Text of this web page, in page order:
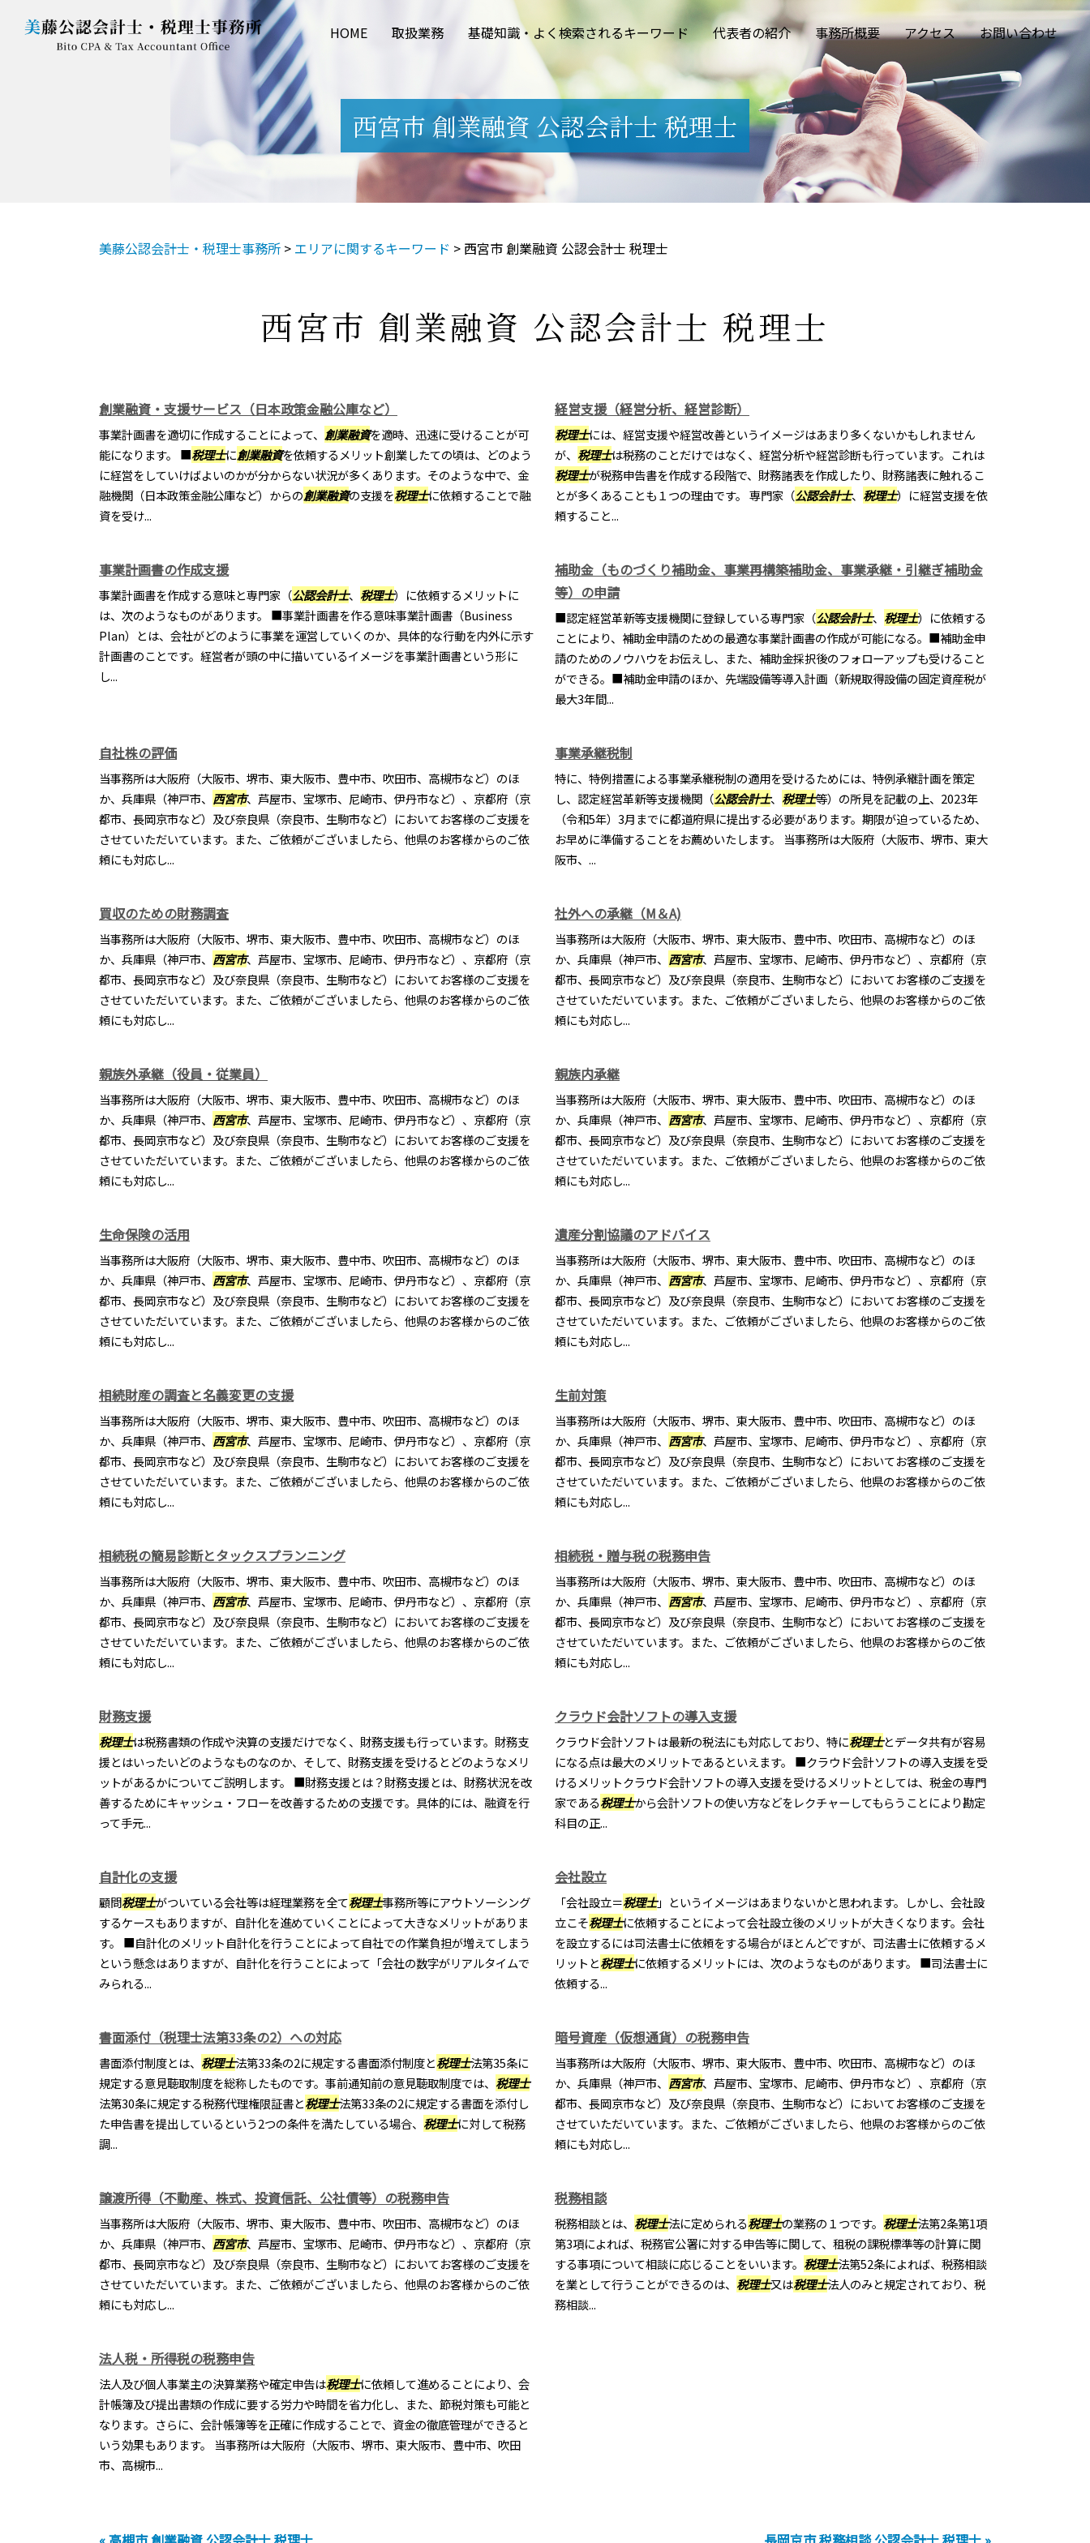
HOME 取扱業務 基礎知識・よく検索されるキーワード 代表者の紹介 事務所概要 アクセス お問い合わせ
西宮市 創業融資 公認会計士 税理士
美藤公認会計士・税理士事務所 > エリアに関するキーワード > 西宮市 創業融資 公認会計士 税理士
西宮市 創業融資 公認会計士 税理士
創業融資・支援サービス（日本政策金融公庫など）
事業計画書を適切に作成することによって、 創業融資を適時、迅速に受けることが可
能になります。 ■税理士に創業融資を依頼するメリット創業したての頃は、どのよう
に経営をしていけばよいのかが分からない状況が多くあります。そのような中で、金
融機関（日本政策金融公庫など）からの創業融資の支援を税理士に依頼することで融
資を受け...
経営支援（経営分析、経営診断）
税理士には、経営支援や経営改善というイメージはあまり多くないかもしれません
が、 税理士は税務のことだけではなく、経営分析や経営診断も行っています。これは
税理士が税務申告書を作成する段階で、財務諸表を作成したり、財務諸表に触れるこ
とが多くあることも１つの理由です。 専門家（公認会計士、 税理士）に経営支援を依
頼すること...
事業計画書の作成支援
事業計画書を作成する意味と専門家（公認会計士、 税理士）に依頼するメリットに
は、次のようなものがあります。 ■事業計画書を作る意味事業計画書（Business
Plan）とは、会社がどのように事業を運営していくのか、具体的な行動を内外に示す
計画書のことです。経営者が頭の中に描いているイメージを事業計画書という形に
し...
補助金（ものづくり補助金、事業再構築補助金、事業承継・引継ぎ補助金
等）の申請
■認定経営革新等支援機関に登録している専門家（公認会計士、 税理士）に依頼する
ことにより、補助金申請のための最適な事業計画書の作成が可能になる。■補助金申
請のためのノウハウをお伝えし、また、補助金採択後のフォローアップも受けること
ができる。■補助金申請のほか、先端設備等導入計画（新規取得設備の固定資産税が
最大3年間...
自社株の評価
当事務所は大阪府（大阪市、堺市、東大阪市、豊中市、吹田市、高槻市など）のほ
か、兵庫県（神戸市、 西宮市、芦屋市、宝塚市、尼崎市、伊丹市など）、京都府（京
都市、長岡京市など）及び奈良県（奈良市、生駒市など）においてお客様のご支援を
させていただいています。また、ご依頼がございましたら、他県のお客様からのご依
頼にも対応し...
事業承継税制
特に、特例措置による事業承継税制の適用を受けるためには、特例承継計画を策定
し、認定経営革新等支援機関（公認会計士、 税理士等）の所見を記載の上、2023年
（令和5年）3月までに都道府県に提出する必要があります。期限が迫っているため、
お早めに準備することをお薦めいたします。 当事務所は大阪府（大阪市、堺市、東大
阪市、...
買収のための財務調査
当事務所は大阪府（大阪市、堺市、東大阪市、豊中市、吹田市、高槻市など）のほ
か、兵庫県（神戸市、 西宮市、芦屋市、宝塚市、尼崎市、伊丹市など）、京都府（京
都市、長岡京市など）及び奈良県（奈良市、生駒市など）においてお客様のご支援を
させていただいています。また、ご依頼がございましたら、他県のお客様からのご依
頼にも対応し...
社外への承継（M＆A)
当事務所は大阪府（大阪市、堺市、東大阪市、豊中市、吹田市、高槻市など）のほ
か、兵庫県（神戸市、 西宮市、芦屋市、宝塚市、尼崎市、伊丹市など）、京都府（京
都市、長岡京市など）及び奈良県（奈良市、生駒市など）においてお客様のご支援を
させていただいています。また、ご依頼がございましたら、他県のお客様からのご依
頼にも対応し...
親族外承継（役員・従業員）
当事務所は大阪府（大阪市、堺市、東大阪市、豊中市、吹田市、高槻市など）のほ
か、兵庫県（神戸市、 西宮市、芦屋市、宝塚市、尼崎市、伊丹市など）、京都府（京
都市、長岡京市など）及び奈良県（奈良市、生駒市など）においてお客様のご支援を
させていただいています。また、ご依頼がございましたら、他県のお客様からのご依
頼にも対応し...
親族内承継
当事務所は大阪府（大阪市、堺市、東大阪市、豊中市、吹田市、高槻市など）のほ
か、兵庫県（神戸市、 西宮市、芦屋市、宝塚市、尼崎市、伊丹市など）、京都府（京
都市、長岡京市など）及び奈良県（奈良市、生駒市など）においてお客様のご支援を
させていただいています。また、ご依頼がございましたら、他県のお客様からのご依
頼にも対応し...
生命保険の活用
当事務所は大阪府（大阪市、堺市、東大阪市、豊中市、吹田市、高槻市など）のほ
か、兵庫県（神戸市、 西宮市、芦屋市、宝塚市、尼崎市、伊丹市など）、京都府（京
都市、長岡京市など）及び奈良県（奈良市、生駒市など）においてお客様のご支援を
させていただいています。また、ご依頼がございましたら、他県のお客様からのご依
頼にも対応し...
遺産分割協議のアドバイス
当事務所は大阪府（大阪市、堺市、東大阪市、豊中市、吹田市、高槻市など）のほ
か、兵庫県（神戸市、 西宮市、芦屋市、宝塚市、尼崎市、伊丹市など）、京都府（京
都市、長岡京市など）及び奈良県（奈良市、生駒市など）においてお客様のご支援を
させていただいています。また、ご依頼がございましたら、他県のお客様からのご依
頼にも対応し...
相続財産の調査と名義変更の支援
当事務所は大阪府（大阪市、堺市、東大阪市、豊中市、吹田市、高槻市など）のほ
か、兵庫県（神戸市、 西宮市、芦屋市、宝塚市、尼崎市、伊丹市など）、京都府（京
都市、長岡京市など）及び奈良県（奈良市、生駒市など）においてお客様のご支援を
させていただいています。また、ご依頼がございましたら、他県のお客様からのご依
頼にも対応し...
生前対策
当事務所は大阪府（大阪市、堺市、東大阪市、豊中市、吹田市、高槻市など）のほ
か、兵庫県（神戸市、 西宮市、芦屋市、宝塚市、尼崎市、伊丹市など）、京都府（京
都市、長岡京市など）及び奈良県（奈良市、生駒市など）においてお客様のご支援を
させていただいています。また、ご依頼がございましたら、他県のお客様からのご依
頼にも対応し...
相続税の簡易診断とタックスプランニング
当事務所は大阪府（大阪市、堺市、東大阪市、豊中市、吹田市、高槻市など）のほ
か、兵庫県（神戸市、 西宮市、芦屋市、宝塚市、尼崎市、伊丹市など）、京都府（京
都市、長岡京市など）及び奈良県（奈良市、生駒市など）においてお客様のご支援を
させていただいています。また、ご依頼がございましたら、他県のお客様からのご依
頼にも対応し...
相続税・贈与税の税務申告
当事務所は大阪府（大阪市、堺市、東大阪市、豊中市、吹田市、高槻市など）のほ
か、兵庫県（神戸市、 西宮市、芦屋市、宝塚市、尼崎市、伊丹市など）、京都府（京
都市、長岡京市など）及び奈良県（奈良市、生駒市など）においてお客様のご支援を
させていただいています。また、ご依頼がございましたら、他県のお客様からのご依
頼にも対応し...
財務支援
税理士は税務書類の作成や決算の支援だけでなく、財務支援も行っています。財務支
援とはいったいどのようなものなのか、そして、財務支援を受けるとどのようなメリ
ットがあるかについてご説明します。 ■財務支援とは？財務支援とは、財務状況を改
善するためにキャッシュ・フローを改善するための支援です。具体的には、融資を行
って手元...
クラウド会計ソフトの導入支援
クラウド会計ソフトは最新の税法にも対応しており、特に税理士とデータ共有が容易
になる点は最大のメリットであるといえます。 ■クラウド会計ソフトの導入支援を受
けるメリットクラウド会計ソフトの導入支援を受けるメリットとしては、税金の専門
家である税理士から会計ソフトの使い方などをレクチャーしてもらうことにより勘定
科目の正...
自計化の支援
顧問税理士がついている会社等は経理業務を全て税理士事務所等にアウトソーシング
するケースもありますが、自計化を進めていくことによって大きなメリットがありま
す。 ■自計化のメリット自計化を行うことによって自社での作業負担が増えてしまう
という懸念はありますが、自計化を行うことによって「会社の数字がリアルタイムで
みられる...
会社設立
「会社設立＝税理士」というイメージはあまりないかと思われます。しかし、会社設
立こそ税理士に依頼することによって会社設立後のメリットが大きくなります。会社
を設立するには司法書士に依頼をする場合がほとんどですが、司法書士に依頼するメ
リットと税理士に依頼するメリットには、次のようなものがあります。 ■司法書士に
依頼する...
書面添付（税理士法第33条の2）への対応
書面添付制度とは、 税理士法第33条の2に規定する書面添付制度と税理士法第35条に
規定する意見聴取制度を総称したものです。事前通知前の意見聴取制度では、 税理士
法第30条に規定する税務代理権限証書と税理士法第33条の2に規定する書面を添付し
た申告書を提出しているという2つの条件を満たしている場合、 税理士に対して税務
調...
暗号資産（仮想通貨）の税務申告
当事務所は大阪府（大阪市、堺市、東大阪市、豊中市、吹田市、高槻市など）のほ
か、兵庫県（神戸市、 西宮市、芦屋市、宝塚市、尼崎市、伊丹市など）、京都府（京
都市、長岡京市など）及び奈良県（奈良市、生駒市など）においてお客様のご支援を
させていただいています。また、ご依頼がございましたら、他県のお客様からのご依
頼にも対応し...
譲渡所得（不動産、株式、投資信託、公社債等）の税務申告
当事務所は大阪府（大阪市、堺市、東大阪市、豊中市、吹田市、高槻市など）のほ
か、兵庫県（神戸市、 西宮市、芦屋市、宝塚市、尼崎市、伊丹市など）、京都府（京
都市、長岡京市など）及び奈良県（奈良市、生駒市など）においてお客様のご支援を
させていただいています。また、ご依頼がございましたら、他県のお客様からのご依
頼にも対応し...
税務相談
税務相談とは、 税理士法に定められる税理士の業務の１つです。 税理士法第2条第1項
第3項によれば、税務官公署に対する申告等に関して、租税の課税標準等の計算に関
する事項について相談に応じることをいいます。 税理士法第52条によれば、税務相談
を業として行うことができるのは、 税理士又は税理士法人のみと規定されており、税
務相談...
法人税・所得税の税務申告
法人及び個人事業主の決算業務や確定申告は税理士に依頼して進めることにより、会
計帳簿及び提出書類の作成に要する労力や時間を省力化し、また、節税対策も可能と
なります。さらに、会計帳簿等を正確に作成することで、資金の徹底管理ができると
いう効果もあります。 当事務所は大阪府（大阪市、堺市、東大阪市、豊中市、吹田
市、高槻市...